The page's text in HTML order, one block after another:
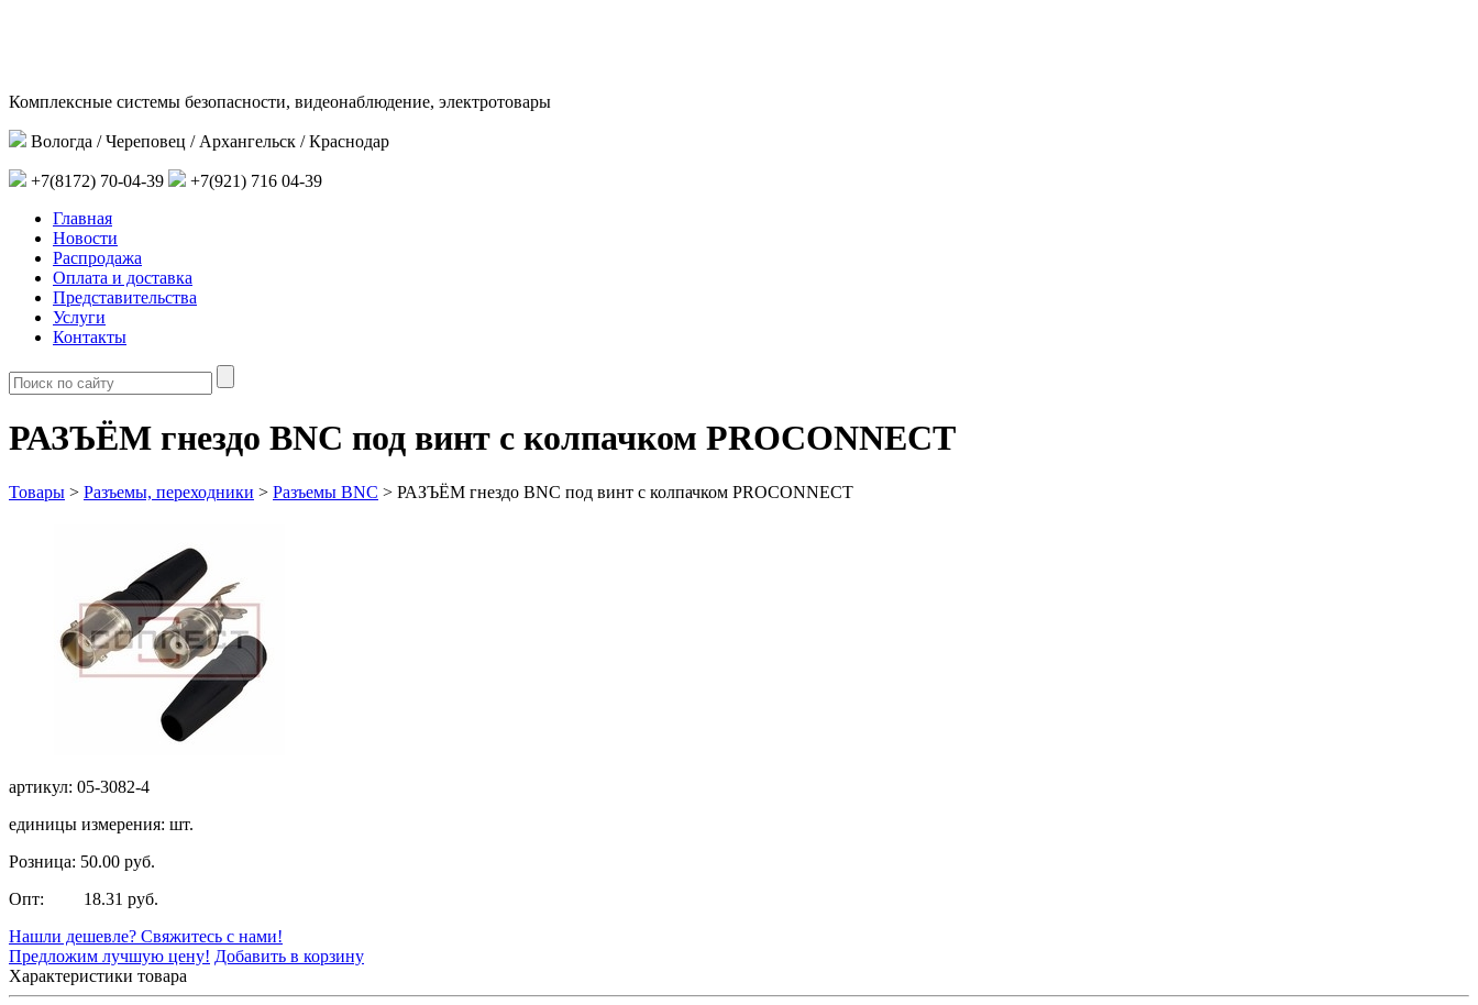
Комплексные системы безопасности, видеонаблюдение, электротовары
Вологда / Череповец / Архангельск / Краснодар
+7(8172) 70-04-39
+7(921) 716 04-39
Главная
Новости
Распродажа
Оплата и доставка
Представительства
Услуги
Контакты
РАЗЪЁМ гнездо BNC под винт с колпачком PROCONNECT
Товары > Разъемы, переходники > Разъемы BNC > РАЗЪЁМ гнездо BNC под винт с колпачком PROCONNECT
артикул: 05-3082-4
единицы измерения: шт.
Розница: 50.00 руб.
Опт: 18.31 руб.
Нашли дешевле? Свяжитесь с нами!
Предложим лучшую цену! Добавить в корзину
Характеристики товара